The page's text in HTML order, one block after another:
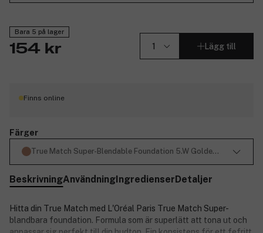
Bara 5 på lager
154 kr Lägg till
Finns online
Färger
True Match Super-Blendable Foundation 5.W Golden/Honey
BeskrivningAnvändningIngredienserDetaljer
Hitta din True Match med L'Oréal Paris True Match Super-
blandbara foundation. Formula som är superlätt att tona ut och